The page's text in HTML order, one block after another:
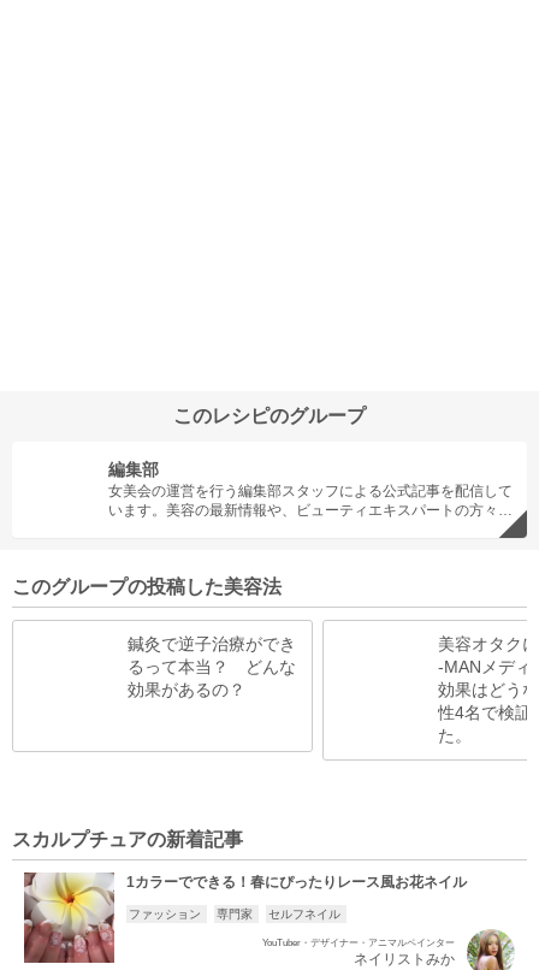
このレシピのグループ
編集部
女美会の運営を行う編集部スタッフによる公式記事を配信して
います。美容の最新情報や、ビューティエキスパートの方々と
のコラボコンテンツ、さらに編集部スタッフそれぞれの個性を
このグループの投稿した美容法
鍼灸で逆子治療ができ
るって本当？ どんな
効果があるの？
美容オタク
-MANメディ
効果はどう
性4名で検証
た。
スカルプチュアの新着記事
1カラーでできる！春にぴったりレース風お花ネイル
ファッション 専門家 セルフネイル
YouTuber・デザイナー・アニマルペインター
ネイリストみか